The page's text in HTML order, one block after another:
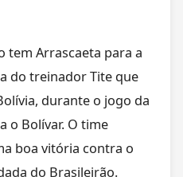
tem Arrascaeta para a
do treinador Tite que
durante o jogo da
o Bolívar. O time
boa vitória contra o
do Brasileirão.